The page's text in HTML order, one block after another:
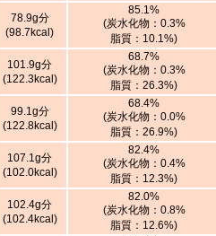
78.9g分
(98.7kcal)
85.1%
(炭水化物：0.3%
脂質：10.1%)
101.9g分
(122.3kcal)
68.7%
(炭水化物：0.3%
脂質：26.3%)
99.1g分
(122.8kcal)
68.4%
(炭水化物：0.0%
脂質：26.9%)
107.1g分
(102.0kcal)
82.4%
(炭水化物：0.4%
脂質：12.3%)
102.4g分
(102.4kcal)
82.0%
(炭水化物：0.8%
脂質：12.6%)